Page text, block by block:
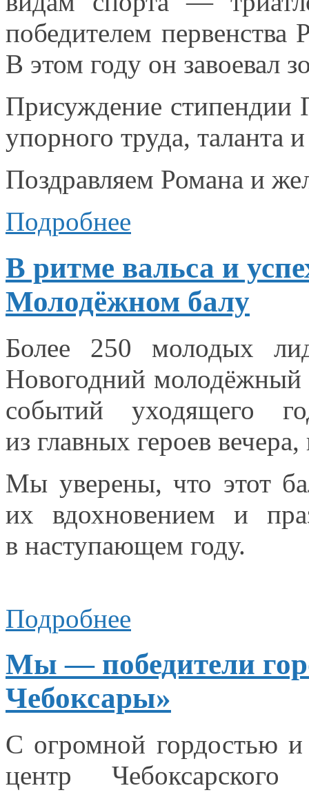
победителем первенства
В этом году он завоевал
Присуждение стипендии
упорного труда, таланта
Поздравляем Романа и
Подробнее
В ритме вальса и
Молодёжном балу
Более 250 молодых
Новогодний
событий уходящего
из главных героев
Мы уверены, что этот
их вдохновением
и
в наступающем году.
Подробнее
Мы — победители
Чебоксары»
С огромной гордостью и
центр